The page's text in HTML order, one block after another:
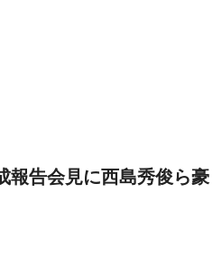
報告会見に西島秀俊ら豪